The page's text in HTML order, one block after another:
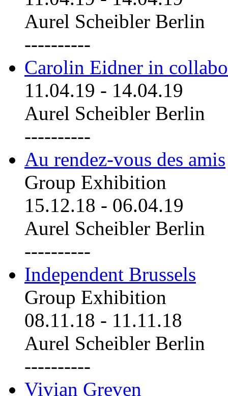
Aurel Scheibler Berlin
----------
Carolin Eidner in
11.04.19 - 14.04.19
Aurel Scheibler Berlin
----------
Au rendez-vous des amis
Group Exhibition
15.12.18 - 06.04.19
Aurel Scheibler Berlin
----------
Independent Brussels
Group Exhibition
08.11.18 - 11.11.18
Aurel Scheibler Berlin
----------
Vivian Greven